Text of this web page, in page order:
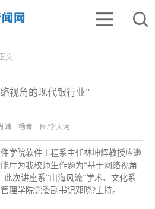
文
视角的现代银行业”
靖 杨青 图/李天河
学院软件工程系主任林坤辉教授应邀
厅为我校师生作题为“基于网络视角
此次讲座系“山海风流”学术、文化系
理学院党委副书记邓晓?主持。